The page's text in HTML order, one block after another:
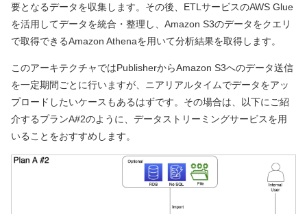
要となるデータを収集します。その後、ETLサービスのAWS Glue
を活用してデータを統合・整理し、Amazon S3のデータをクエリ
で取得できるAmazon Athenaを用いて分析結果を取得します。
このアーキテクチャではPublisherからAmazon S3へのデータ送信
を一定期間ごとに行いますが、ニアリアルタイムでデータをアッ
プロードしたいケースもあるはずです。その場合は、以下にご紹
介するプランA#2のように、データストリーミングサービスを用
いることをおすすめします。